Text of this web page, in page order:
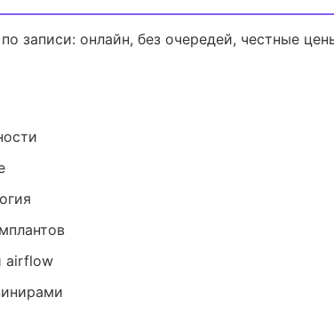
записи: онлайн, без очередей, честные
airflow